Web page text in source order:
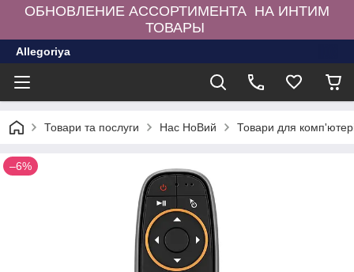
ОБНОВЛЕНИЕ АССОРТИМЕНТА НА ИНТИМ
ТОВАРЫ
Allegoriya
Товари та послуги Нас НоВий Товари для
–6%